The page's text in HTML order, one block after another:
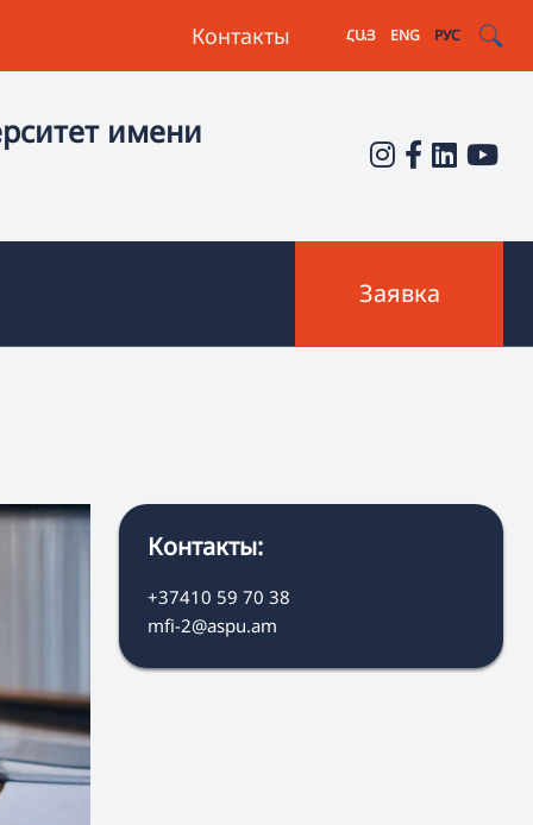
Контакты ՀԱՅ ENG РУС
имени
Заявка
Контакты:
+37410 59 70 38
mfi-2@aspu.am